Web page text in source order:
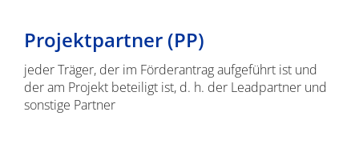
Projektpartner (PP)
jeder Träger, der im Förderantrag aufgeführt ist und
der am Projekt beteiligt ist, d. h. der Leadpartner und
sonstige Partner